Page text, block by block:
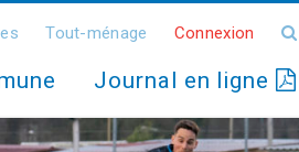
Tout-ménage Connexion
Journal en ligne